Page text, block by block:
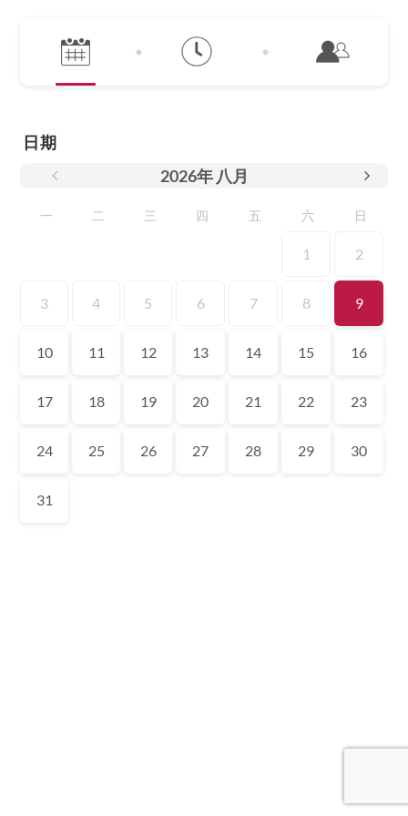
日期
2026年 八月
一 二 三 四 五 六 日
1 2
3 4 5 6 7 8 9
10 11 12 13 14 15 16
17 18 19 20 21 22 23
24 25 26 27 28 29 30
31